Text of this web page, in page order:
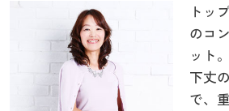
トッ
のコ
ット
下丈
で、